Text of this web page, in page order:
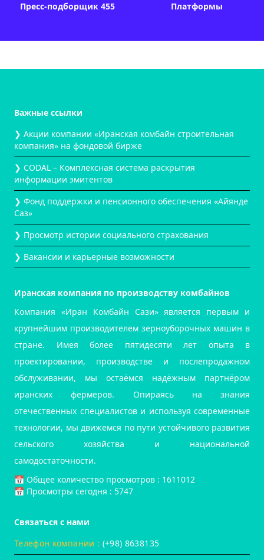
Пресс-подборщик 455 Платформы
Важные ссылки
❯ Акции компании «Иранская комбайн строительная
компания» на фондовой бирже
❯ CODAL – Комплексная система раскрытия
информации эмитентов
❯ Фонд поддержки и пенсионного обеспечения «Айянде
Саз»
❯ Просмотр истории социального страхования
❯ Вакансии и карьерные возможности
Иранская компания по производству комбайнов
Компания «Иран Комбайн Сази» является первым и
крупнейшим производителем зерноуборочных машин в
стране. Имея более пятидесяти лет опыта в
проектировании, производстве и послепродажном
обслуживании, мы остаёмся надёжным партнёром
иранских фермеров. Опираясь на знания
отечественных специалистов и используя современные
технологии, мы движемся по пути устойчивого развития
сельского хозяйства и национальной
самодостаточности.
📅️ Общее количество просмотров : 1611012
📅 Просмотры сегодня : 5747
Связаться с нами
Телефон компании : (+98) 8638135